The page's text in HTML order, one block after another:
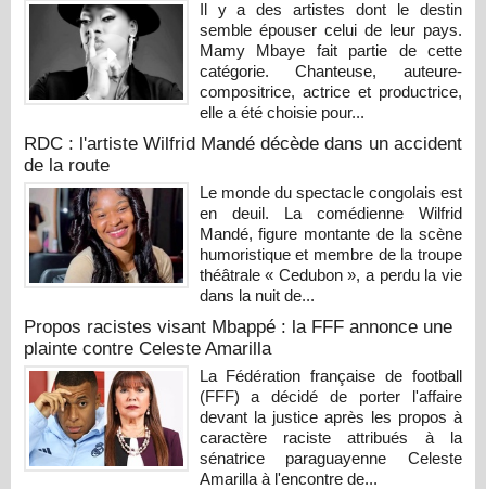
Il y a des artistes dont le destin
semble épouser celui de leur pays.
Mamy Mbaye fait partie de cette
catégorie. Chanteuse, auteure-
compositrice, actrice et productrice,
elle a été choisie pour...
RDC : l'artiste Wilfrid Mandé décède dans un accident
de la route
Le monde du spectacle congolais est
en deuil. La comédienne Wilfrid
Mandé, figure montante de la scène
humoristique et membre de la troupe
théâtrale « Cedubon », a perdu la vie
dans la nuit de...
Propos racistes visant Mbappé : la FFF annonce une
plainte contre Celeste Amarilla
La Fédération française de football
(FFF) a décidé de porter l'affaire
devant la justice après les propos à
caractère raciste attribués à la
sénatrice paraguayenne Celeste
Amarilla à l'encontre de...